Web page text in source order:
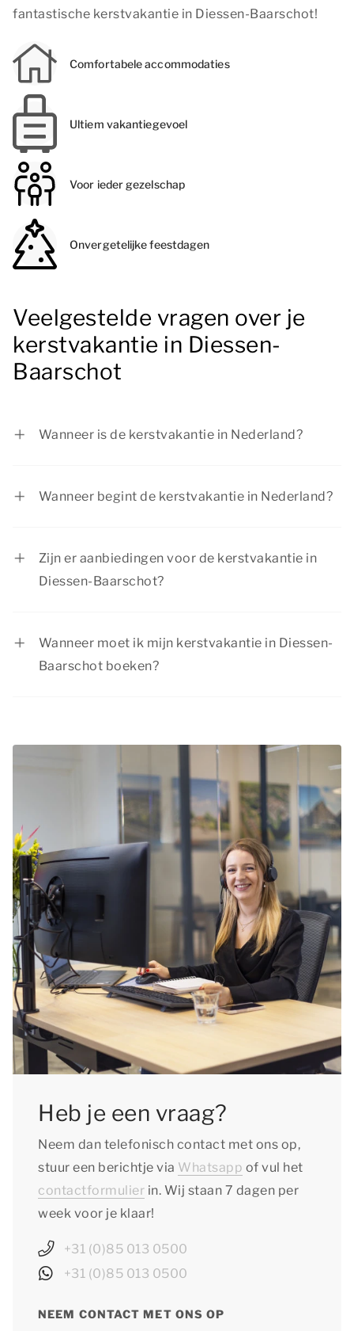
fantastische kerstvakantie in Diessen-Baarschot!
Comfortabele accommodaties
Ultiem vakantiegevoel
Voor ieder gezelschap
Onvergetelijke feestdagen
Veelgestelde vragen over je
kerstvakantie in Diessen-
Baarschot
Wanneer is de kerstvakantie in Nederland?
Wanneer begint de kerstvakantie in Nederland?
Zijn er aanbiedingen voor de kerstvakantie in
Diessen-Baarschot?
Wanneer moet ik mijn kerstvakantie in Diessen-
Baarschot boeken?
op tijd je kerstvakantie in Diessen-Baarschot bij
Summio Parcs en kijk uit naar een onvergetelijke
Heb je een vraag?
Neem dan telefonisch contact met ons op,
stuur een berichtje via Whatsapp of vul het
contactformulier in. Wij staan 7 dagen per
week voor je klaar!
+31 (0)85 013 0500
+31 (0)85 013 0500
NEEM CONTACT MET ONS OP